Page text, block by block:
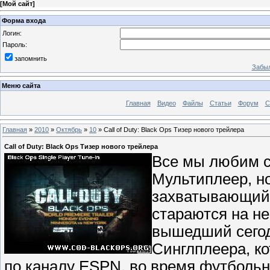
[Мой сайт]
Форма входа
Логин:
Пароль:
запомнить
Меню сайта
Главная Видео Файлы Статьи Форум
Главная » 2010 » Октябрь » 10 » Call of Duty: Black Ops Тизер нового трейлера
Call of Duty: Black Ops Тизер нового трейлера
Все мы любим
Мультиплеер,
захватывающий
стараются на
вышедший
Синглплеера,
по каналу ESPN, во время